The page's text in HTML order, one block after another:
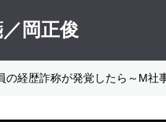
岡正俊
の経歴詐称が発覚したら～M社